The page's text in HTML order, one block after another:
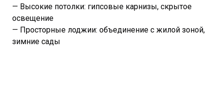
— Высокие потолки: гипсовые карнизы, скрытое
освещение
— Просторные лоджии: объединение с жилой зоной,
зимние сады